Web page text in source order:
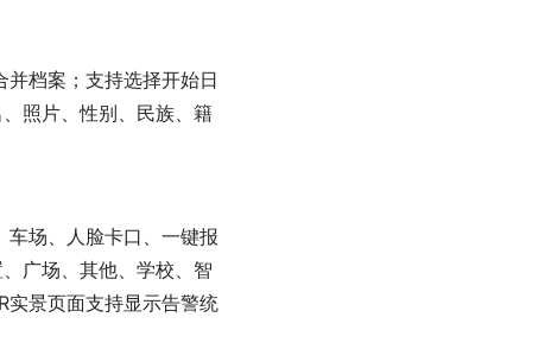
档案；支持选择开始日
照片、性别、民族、籍
车场、人脸卡口、一键报
广场、其他、学校、智
实景页面支持显示告警统